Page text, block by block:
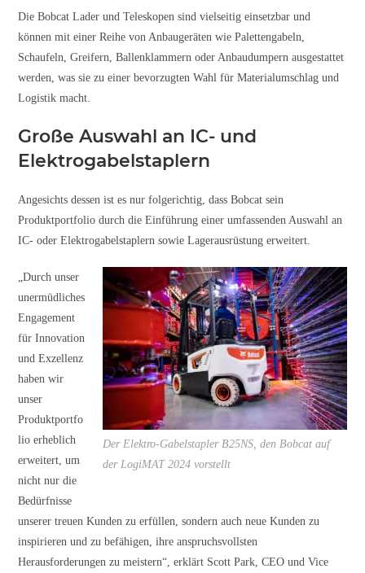
Die Bobcat Lader und Teleskopen sind vielseitig einsetzbar und
können mit einer Reihe von Anbaugeräten wie Palettengabeln,
Schaufeln, Greifern, Ballenklammern oder Anbaudumpern ausgestattet
werden, was sie zu einer bevorzugten Wahl für Materialumschlag und
Logistik macht.
Große Auswahl an IC- und
Elektrogabelstaplern
Angesichts dessen ist es nur folgerichtig, dass Bobcat sein
Produktportfolio durch die Einführung einer umfassenden Auswahl an
IC- oder Elektrogabelstaplern sowie Lagerausrüstung erweitert.
Der Elektro-Gabelstapler B25NS, den Bobcat auf
der LogiMAT 2024 vorstellt
„Durch unser
unermüdliches
Engagement
für Innovation
und Exzellenz
haben wir
unser
Produktportfo
lio erheblich
erweitert, um
nicht nur die
Bedürfnisse
unserer treuen Kunden zu erfüllen, sondern auch neue Kunden zu
inspirieren und zu befähigen, ihre anspruchsvollsten
Herausforderungen zu meistern“, erklärt Scott Park, CEO und Vice